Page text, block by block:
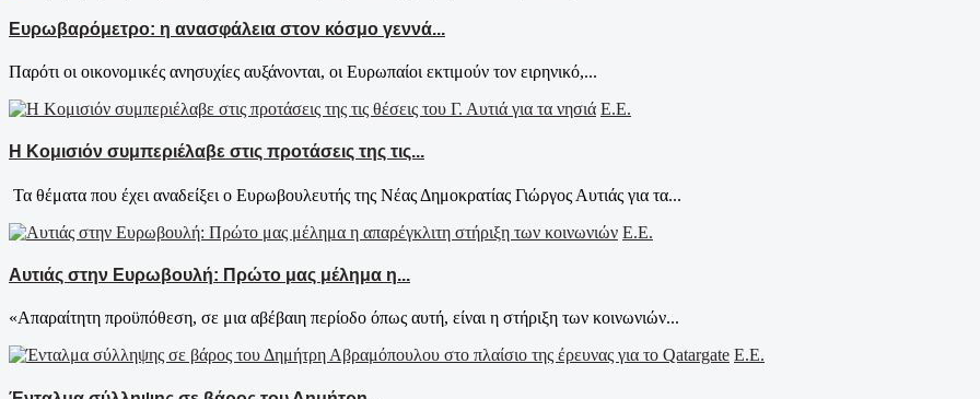
Ευρωβαρόμετρο: η ανασφάλεια στον κόσμο γεννά...
Παρότι οι οικονομικές ανησυχίες αυξάνονται, οι Ευρωπαίοι εκτιμούν τον ειρηνικό,...
Ε.Ε.
Η Κομισιόν συμπεριέλαβε στις προτάσεις της τις...
Τα θέματα που έχει αναδείξει ο Ευρωβουλευτής της Νέας Δημοκρατίας Γιώργος Αυτιάς για τα...
Ε.Ε.
Αυτιάς στην Ευρωβουλή: Πρώτο μας μέλημα η...
«Απαραίτητη προϋπόθεση, σε μια αβέβαιη περίοδο όπως αυτή, είναι η στήριξη των κοινωνιών...
Ε.Ε.